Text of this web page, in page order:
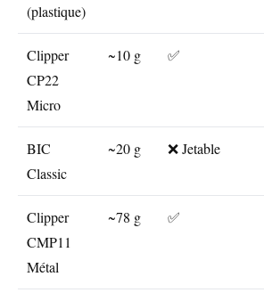
(plastique)
Clipper
CP22
Micro
~10 g ✅
BIC
Classic
~20 g ❌ Jetable
Clipper
CMP11
Métal
~78 g ✅